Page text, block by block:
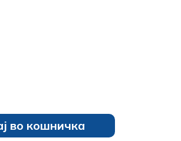
во кошничка